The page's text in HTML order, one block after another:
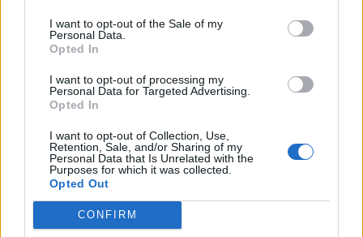
I want to opt-out of the Sale of my
Personal Data.
Opted In
I want to opt-out of processing my
Personal Data for Targeted Advertising.
Opted In
I want to opt-out of Collection, Use,
Retention, Sale, and/or Sharing of my
Personal Data that Is Unrelated with the
Purposes for which it was collected.
Opted Out
CONFIRM